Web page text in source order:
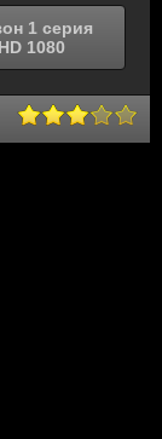
1 серия
1080